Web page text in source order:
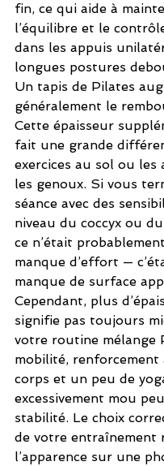
fin, ce qui aide à
l’équilibre et le
dans les appuis
longues postures
Un tapis de Pilates
généralement le
Cette épaisseur
fait une grande
exercices au sol ou les
les genoux. Si vous
séance avec des
niveau du coccyx ou
ce n’était
manque d’effort —
manque de surface
Cependant, plus
signifie pas toujours
votre routine mélange
mobilité, renforcement
corps et un peu de
excessivement mou
stabilité. Le choix
de votre entraînement
l’apparence sur une